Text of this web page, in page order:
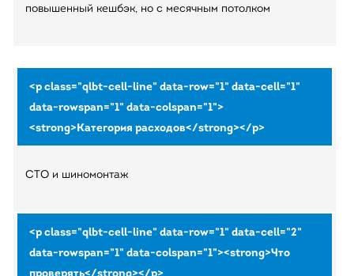
повышенный кешбэк, но с месячным потолком
СТО и шиномонтаж